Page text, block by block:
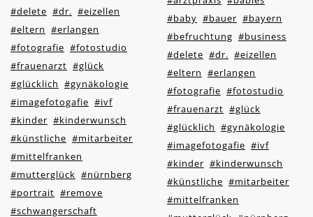
#delete #dr. #eizellen
#eltern #erlangen
#fotografie #fotostudio
#frauenarzt #glück
#glücklich #gynäkologie
#imagefotogafie #ivf
#kinder #kinderwunsch
#künstliche #mitarbeiter
#mittelfranken
#mutterglück #nürnberg
#portrait #remove
#schwangerschaft
#baby #bauer #bayern
#befruchtung #business
#delete #dr. #eizellen
#eltern #erlangen
#fotografie #fotostudio
#frauenarzt #glück
#glücklich #gynäkologie
#imagefotogafie #ivf
#kinder #kinderwunsch
#künstliche #mitarbeiter
#mittelfranken